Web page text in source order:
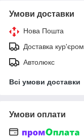
Умови доставки
Нова Пошта
Доставка кур'єром
Автолюкс
Всі умови доставки
Умови оплати